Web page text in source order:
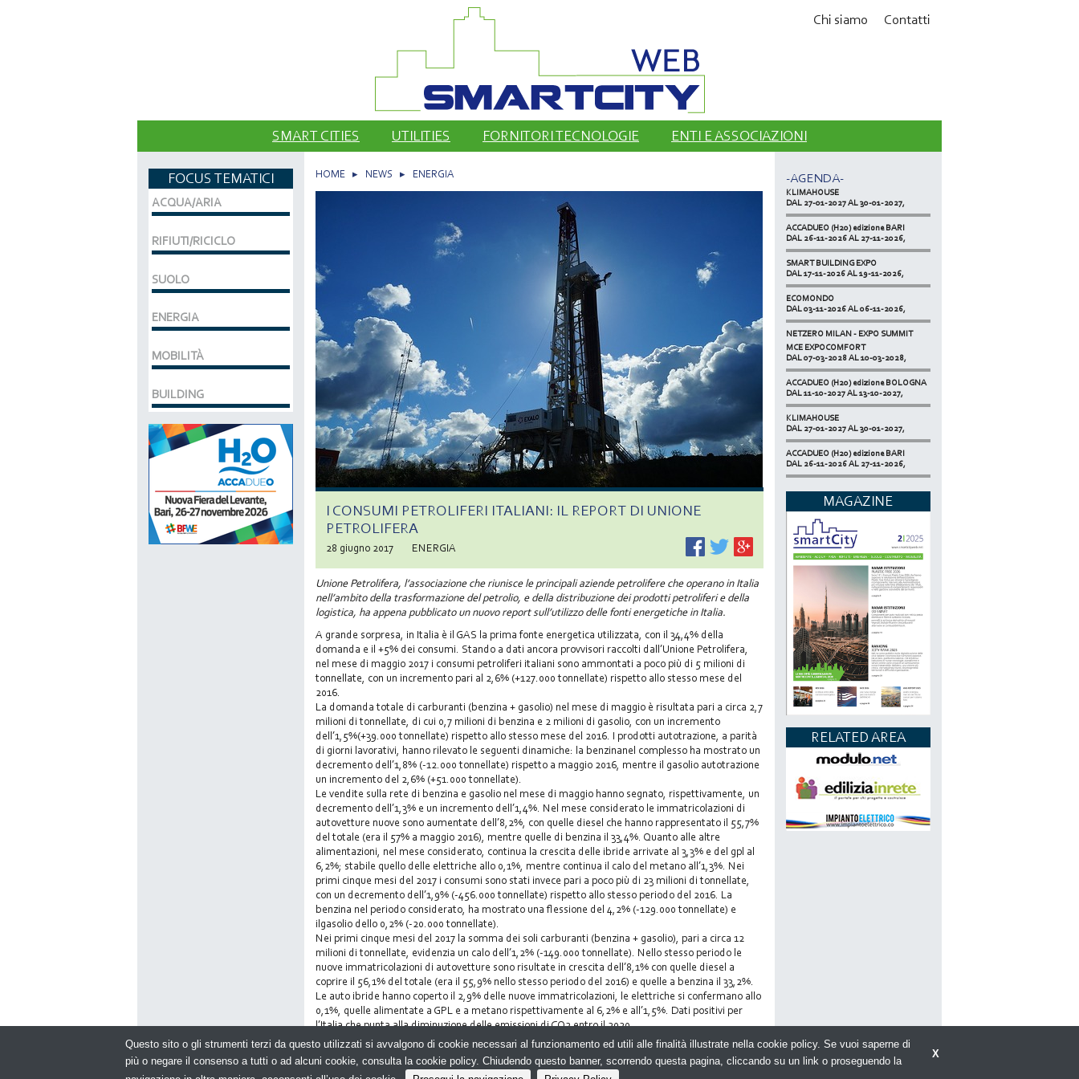
Chi siamo Contatti
SMART CITIES UTILITIES FORNITORI TECNOLOGIE ENTI E ASSOCIAZIONI
HOME ▸ NEWS ▸ ENERGIA
I CONSUMI PETROLIFERI ITALIANI: IL REPORT DI UNIONE
PETROLIFERA
28 giugno 2017 ENERGIA
Unione Petrolifera, l’associazione che riunisce le principali aziende petrolifere che operano in Italia
nell’ambito della trasformazione del petrolio, e della distribuzione dei prodotti petroliferi e della
logistica, ha appena pubblicato un nuovo report sull’utilizzo delle fonti energetiche in Italia.
A grande sorpresa, in Italia è il GAS la prima fonte energetica utilizzata, con il 34,4% della
domanda e il +5% dei consumi. Stando a dati ancora provvisori raccolti dall’Unione Petrolifera,
nel mese di maggio 2017 i consumi petroliferi italiani sono ammontati a poco più di 5 milioni di
tonnellate, con un incremento pari al 2,6% (+127.000 tonnellate) rispetto allo stesso mese del
2016.
La domanda totale di carburanti (benzina + gasolio) nel mese di maggio è risultata pari a circa 2,7
milioni di tonnellate, di cui 0,7 milioni di benzina e 2 milioni di gasolio, con un incremento
dell’1,5%(+39.000 tonnellate) rispetto allo stesso mese del 2016. I prodotti autotrazione, a parità
di giorni lavorativi, hanno rilevato le seguenti dinamiche: la benzinanel complesso ha mostrato un
decremento dell’1,8% (-12.000 tonnellate) rispetto a maggio 2016, mentre il gasolio autotrazione
un incremento del 2,6% (+51.000 tonnellate).
Le vendite sulla rete di benzina e gasolio nel mese di maggio hanno segnato, rispettivamente, un
decremento dell’1,3% e un incremento dell’1,4%. Nel mese considerato le immatricolazioni di
autovetture nuove sono aumentate dell’8,2%, con quelle diesel che hanno rappresentato il 55,7%
del totale (era il 57% a maggio 2016), mentre quelle di benzina il 33,4%. Quanto alle altre
alimentazioni, nel mese considerato, continua la crescita delle ibride arrivate al 3,3% e del gpl al
6,2%; stabile quello delle elettriche allo 0,1%, mentre continua il calo del metano all’1,3%. Nei
primi cinque mesi del 2017 i consumi sono stati invece pari a poco più di 23 milioni di tonnellate,
con un decremento dell’1,9% (-456.000 tonnellate) rispetto allo stesso periodo del 2016. La
benzina nel periodo considerato, ha mostrato una flessione del 4,2% (-129.000 tonnellate) e
ilgasolio dello 0,2% (-20.000 tonnellate).
Nei primi cinque mesi del 2017 la somma dei soli carburanti (benzina + gasolio), pari a circa 12
milioni di tonnellate, evidenzia un calo dell’1,2% (-149.000 tonnellate). Nello stesso periodo le
nuove immatricolazioni di autovetture sono risultate in crescita dell’8,1% con quelle diesel a
coprire il 56,1% del totale (era il 55,9% nello stesso periodo del 2016) e quelle a benzina il 33,2%.
Le auto ibride hanno coperto il 2,9% delle nuove immatricolazioni, le elettriche si confermano allo
0,1%, quelle alimentate a GPL e a metano rispettivamente al 6,2% e all’1,5%. Dati positivi per
l’Italia che punta alla diminuzione delle emissioni di CO2 entro il 2020.
FOCUS TEMATICI
ACQUA/ARIA
RIFIUTI/RICICLO
SUOLO
ENERGIA
MOBILITÀ
BUILDING
-AGENDA-
ACCADUEO (H20) edizione BOLOGNA
KLIMAHOUSE
DAL 27-01-2027 AL 30-01-2027,
DAL 26-11-2026 AL 27-11-2026,
DAL 17-11-2026 AL 19-11-2026,
DAL 03-11-2026 AL 06-11-2026,
DAL 20-10-2026 AL 22-10-2026,
DAL 07-03-2028 AL 10-03-2028,
DAL 11-10-2027 AL 13-10-2027,
DAL 27-01-2027 AL 30-01-2027,
DAL 26-11-2026 AL 27-11-2026,
DAL 17-11-2026 AL 19-11-2026,
ECOMONDO
DAL 03-11-2026 AL 06-11-2026,
NETZERO MILAN - EXPO SUMMIT
DAL 20-10-2026 AL 22-10-2026,
MAGAZINE
RELATED AREA
© Copyright 2026. SMARTCITYWEB - N.ro Iscrizione ROC 20653 -Privacy policy
X
Questo sito o gli strumenti terzi da questo utilizzati si avvalgono di cookie necessari al funzionamento ed utili alle finalità illustrate nella cookie policy. Se vuoi saperne di
più o negare il consenso a tutti o ad alcuni cookie, consulta la cookie policy. Chiudendo questo banner, scorrendo questa pagina, cliccando su un link o proseguendo la